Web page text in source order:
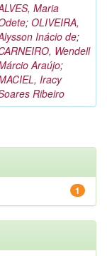
Maria
; OLIVEIRA,
Inácio de;
Wendell
Araújo;
Iracy
Ribeiro
1